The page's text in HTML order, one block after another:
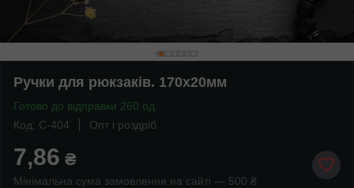
Ручки для рюкзаків. 170х20мм
Готово до відправки 260 од.
Код: C-404
Опт і роздріб
7,86 ₴
Мінімальна сума замовлення на сайті — 500 ₴